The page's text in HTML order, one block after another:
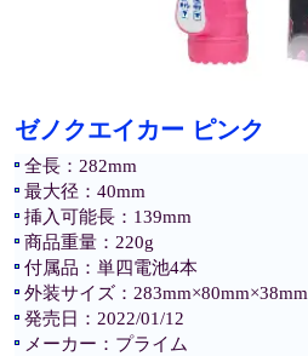
ゼノクエイカー ピンク
全長：282mm
最大径：40mm
挿入可能長：139mm
商品重量：220g
付属品：単四電池4本
外装サイズ：283mm×80mm×38mm
発売日：2022/01/12
メーカー：プライム